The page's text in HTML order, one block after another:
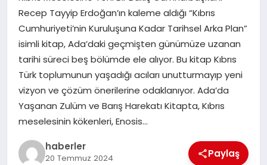
MAGAZIN
EĞITIM
Recep Tayyip Erdoğan’ın kaleme aldığı “Kıbrıs
Cumhuriyeti’nin Kuruluşuna Kadar Tarihsel Arka Plan”
isimli kitap, Ada’daki geçmişten günümüze uzanan
tarihi süreci beş bölümde ele alıyor. Bu kitap Kıbrıs
Türk toplumunun yaşadığı acıları unutturmayıp yeni
vizyon ve çözüm önerilerine odaklanıyor. Ada’da
Yaşanan Zulüm ve Barış Harekatı Kitapta, Kıbrıs
meselesinin kökenleri, Enosis…
haberler
20 Temmuz 2024 Paylaş